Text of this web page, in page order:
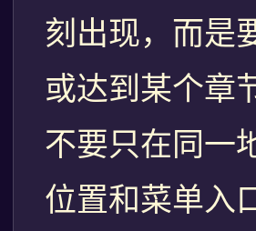
刻出现，而是
或达到某个章
不要只在同一
位置和菜单入